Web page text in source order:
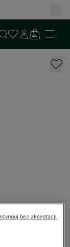
bez akceptacji